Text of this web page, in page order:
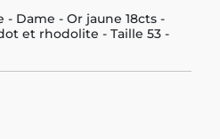
- Dame - Or jaune 18cts -
et rhodolite - Taille 53 -